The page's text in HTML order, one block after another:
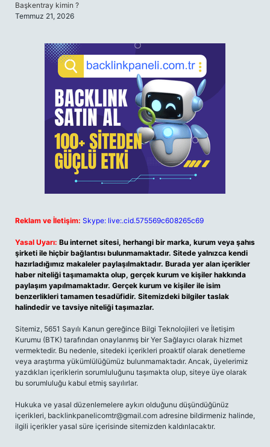
Başkentray kimin ?
Temmuz 21, 2026
Reklam ve İletişim: Skype: live:.cid.575569c608265c69
Yasal Uyarı: Bu internet sitesi, herhangi bir marka, kurum veya şahıs
şirketi ile hiçbir bağlantısı bulunmamaktadır. Sitede yalnızca kendi
hazırladığımız makaleler paylaşılmaktadır. Burada yer alan içerikler
haber niteliği taşımamakta olup, gerçek kurum ve kişiler hakkında
paylaşım yapılmamaktadır. Gerçek kurum ve kişiler ile isim
benzerlikleri tamamen tesadüfidir. Sitemizdeki bilgiler taslak
halindedir ve tavsiye niteliği taşımazlar.
Sitemiz, 5651 Sayılı Kanun gereğince Bilgi Teknolojileri ve İletişim
Kurumu (BTK) tarafından onaylanmış bir Yer Sağlayıcı olarak hizmet
vermektedir. Bu nedenle, sitedeki içerikleri proaktif olarak denetleme
veya araştırma yükümlülüğümüz bulunmamaktadır. Ancak, üyelerimiz
yazdıkları içeriklerin sorumluluğunu taşımakta olup, siteye üye olarak
bu sorumluluğu kabul etmiş sayılırlar.
Hukuka ve yasal düzenlemelere aykırı olduğunu düşündüğünüz
içerikleri, backlinkpanelicomtr@gmail.com adresine bildirmeniz halinde,
ilgili içerikler yasal süre içerisinde sitemizden kaldırılacaktır.